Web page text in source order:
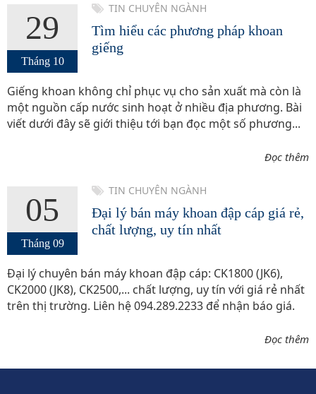
29
Tháng 10
TIN CHUYÊN NGÀNH
Tìm hiểu các phương pháp khoan
giếng
Giếng khoan không chỉ phục vụ cho sản xuất mà còn là
một nguồn cấp nước sinh hoạt ở nhiều địa phương. Bài
viết dưới đây sẽ giới thiệu tới bạn đọc một số phương...
Đọc thêm
05
Tháng 09
TIN CHUYÊN NGÀNH
Đại lý bán máy khoan đập cáp giá rẻ,
chất lượng, uy tín nhất
Đại lý chuyên bán máy khoan đập cáp: CK1800 (JK6),
CK2000 (JK8), CK2500,... chất lượng, uy tín với giá rẻ nhất
trên thị trường. Liên hệ 094.289.2233 để nhận báo giá.
Đọc thêm